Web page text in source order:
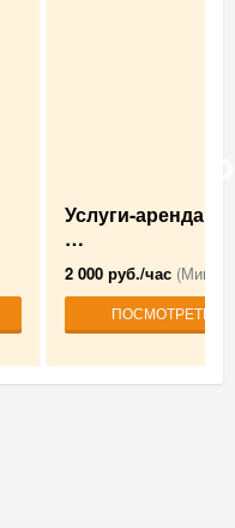
Услуги-аренда
…
2 000 руб./час
ПОСМОТРЕТЬ